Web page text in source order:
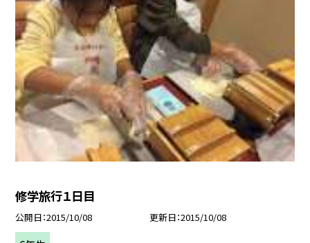
修学旅行１日目
公開日 2015/10/08 更新日 2015/10/08